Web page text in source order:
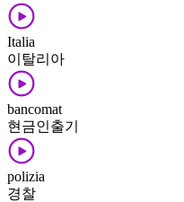
Italia
이탈리아
bancomat
현금인출기
polizia
경찰